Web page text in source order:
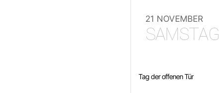
21 NOVEMBER
SAMSTAG
Tag der offenen Tür